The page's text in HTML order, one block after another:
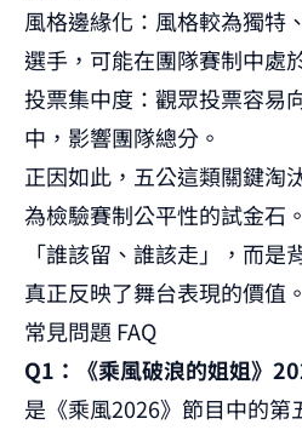
風格邊緣化：風格較為獨特
選手，可能在團隊賽制中處
投票集中度：觀眾投票容易
中，影響團隊總分。
正因如此，五公這類關鍵淘
為檢驗賽制公平性的試金石
「誰該留、誰該走」，而
真正反映了舞台表現的價值。
常見問題 FAQ
Q1：《乘風破浪的姐姐》
是《乘風2026》節目中的第